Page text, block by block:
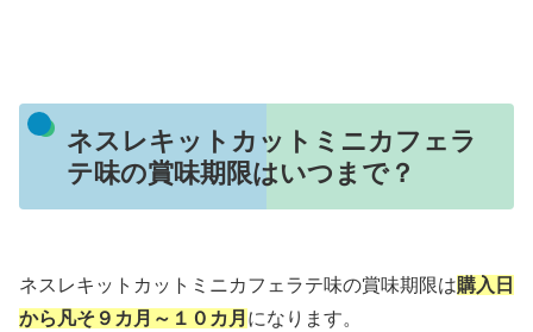
ネスレキットカットミニカフェラ
テ味の賞味期限はいつまで？
ネスレキットカットミニカフェラテ味の賞味期限は購入日
から凡そ９カ月～１０カ月 になります。